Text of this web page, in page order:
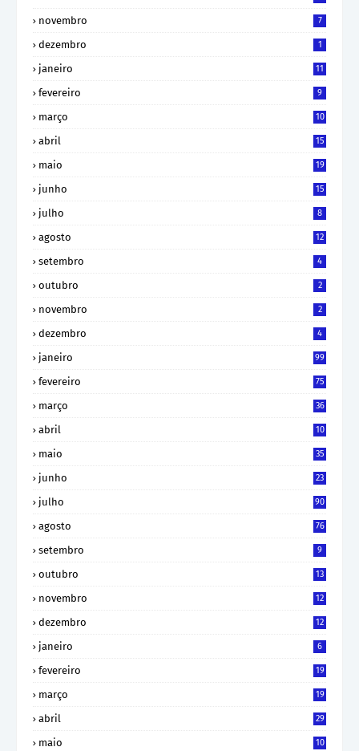
novembro 7
dezembro 1
janeiro 11
fevereiro 9
março 10
abril 15
maio 19
junho 15
julho 8
agosto 12
setembro 4
outubro 2
novembro 2
dezembro 4
janeiro 99
fevereiro 75
março 36
abril 10
maio 35
junho 23
julho 90
agosto 76
setembro 9
outubro 13
novembro 12
dezembro 12
janeiro 6
fevereiro 19
março 19
abril 29
maio 10